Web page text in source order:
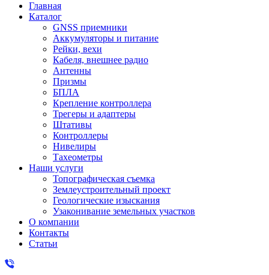
Главная
Каталог
GNSS приемники
Аккумуляторы и питание
Рейки, вехи
Кабеля, внешнее радио
Антенны
Призмы
БПЛА
Крепление контроллера
Трегеры и адаптеры
Штативы
Контроллеры
Нивелиры
Тахеометры
Наши услуги
Топографическая съемка
Землеустроительный проект
Геологические изыскания
Узаконивание земельных участков
О компании
Контакты
Статьи